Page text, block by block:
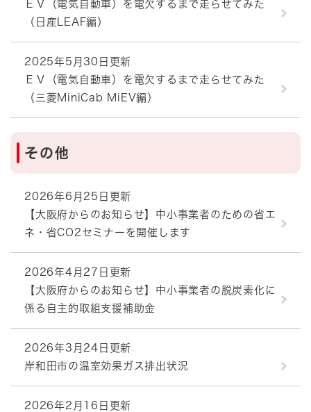
ＥＶ（電気自動車）を電欠するまで走らせてみた
（日産LEAF編）
2025年5月30日更新
ＥＶ（電気自動車）を電欠するまで走らせてみた
（三菱MiniCab MiEV編）
その他
2026年6月25日更新
【大阪府からのお知らせ】中小事業者のための省エ
ネ・省CO2セミナーを開催します
2026年4月27日更新
【大阪府からのお知らせ】中小事業者の脱炭素化に
係る自主的取組支援補助金
2026年3月24日更新
岸和田市の温室効果ガス排出状況
2026年2月16日更新